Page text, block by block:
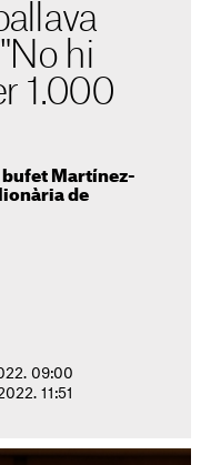
hi
1.000
bufet Martínez-
de
09:00
11:51